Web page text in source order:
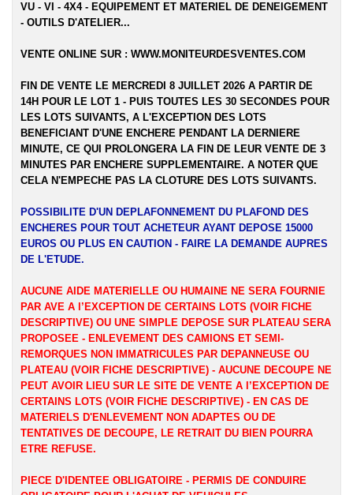
VU - VI - 4X4 - EQUIPEMENT ET MATERIEL DE DENEIGEMENT
- OUTILS D'ATELIER...
VENTE ONLINE SUR : WWW.MONITEURDESVENTES.COM
FIN DE VENTE LE MERCREDI 8 JUILLET 2026 A PARTIR DE
14H POUR LE LOT 1 - PUIS TOUTES LES 30 SECONDES POUR
LES LOTS SUIVANTS, A L'EXCEPTION DES LOTS
BENEFICIANT D'UNE ENCHERE PENDANT LA DERNIERE
MINUTE, CE QUI PROLONGERA LA FIN DE LEUR VENTE DE 3
MINUTES PAR ENCHERE SUPPLEMENTAIRE. A NOTER QUE
CELA N'EMPECHE PAS LA CLOTURE DES LOTS SUIVANTS.
POSSIBILITE D'UN DEPLAFONNEMENT DU PLAFOND DES
ENCHERES POUR TOUT ACHETEUR AYANT DEPOSE 15000
EUROS OU PLUS EN CAUTION - FAIRE LA DEMANDE AUPRES
DE L'ETUDE.
AUCUNE AIDE MATERIELLE OU HUMAINE NE SERA FOURNIE
PAR AVE A l’EXCEPTION DE CERTAINS LOTS (VOIR FICHE
DESCRIPTIVE) OU UNE SIMPLE DEPOSE SUR PLATEAU SERA
PROPOSEE - ENLEVEMENT DES CAMIONS ET SEMI-
REMORQUES NON IMMATRICULES PAR DEPANNEUSE OU
PLATEAU (VOIR FICHE DESCRIPTIVE) - AUCUNE DECOUPE NE
PEUT AVOIR LIEU SUR LE SITE DE VENTE A l’EXCEPTION DE
CERTAINS LOTS (VOIR FICHE DESCRIPTIVE) - EN CAS DE
MATERIELS D'ENLEVEMENT NON ADAPTES OU DE
TENTATIVES DE DECOUPE, LE RETRAIT DU BIEN POURRA
ETRE REFUSE.
PIECE D'IDENTEE OBLIGATOIRE - PERMIS DE CONDUIRE